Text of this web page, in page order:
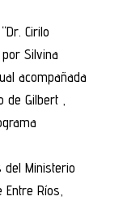
Cirilo
Silvina
acompañada
de Gilbert ,
Ministerio
Ríos,